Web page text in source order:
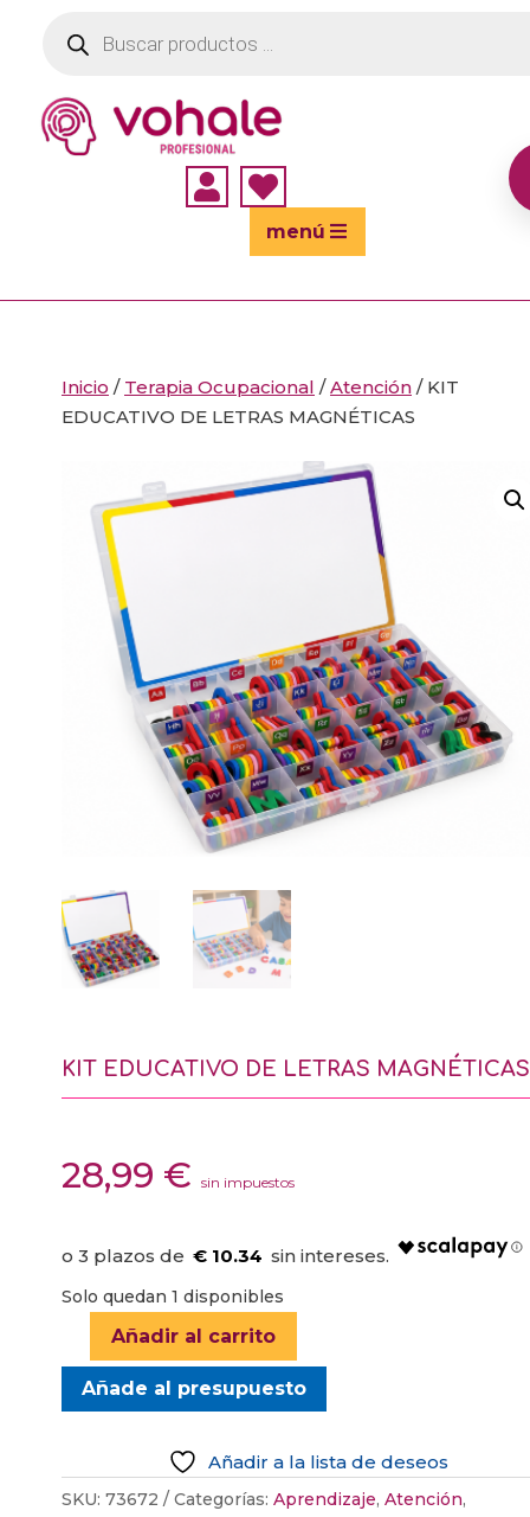
productos
 
menú
Inicio / Terapia Ocupacional /Atención / KIT
EDUCATIVO DE LETRAS MAGNÉTICAS
KIT EDUCATIVO DE LETRAS MAGNÉTICAS
28,99 € sin impuestos
€ 10.34
Solo quedan 1 disponibles
EDUCATIVO
DE
MAGNÉTICAS
cantidad
Añadir al carrito
Añade al presupuesto
Añadir a la lista de deseos
SKU: 73672 Categorías: Aprendizaje, Atención,